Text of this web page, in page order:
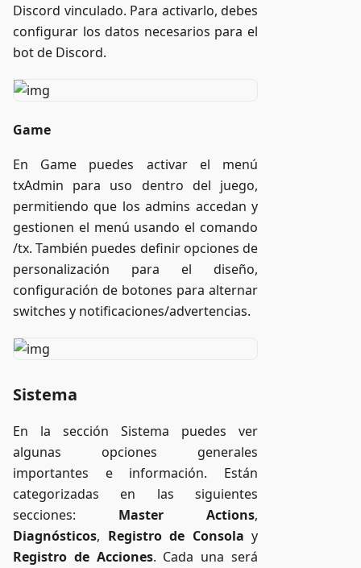
Discord vinculado. Para activarlo, debes
configurar los datos necesarios para el
bot de Discord.
Game
En Game puedes activar el menú
txAdmin para uso dentro del juego,
permitiendo que los admins accedan y
gestionen el menú usando el comando
/tx. También puedes definir opciones de
personalización para el diseño,
configuración de botones para alternar
switches y notificaciones/advertencias.
Sistema
En la sección Sistema puedes ver
algunas opciones generales
importantes e información. Están
categorizadas en las siguientes
secciones: Master Actions,
Diagnósticos, Registro de Consola y
Registro de Acciones. Cada una será